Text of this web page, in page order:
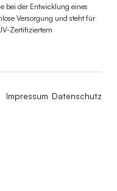
bei der Entwicklung eines
Versorgung und steht für
Zertifiziertem
Impressum Datenschutz